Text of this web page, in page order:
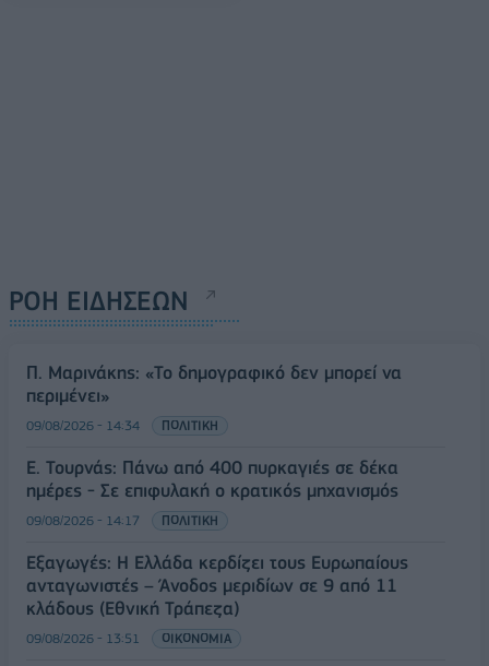
ΡΟΗ ΕΙΔΗΣΕΩΝ
Π. Μαρινάκης: «Το δημογραφικό δεν μπορεί να
περιμένει»
09/08/2026 - 14:34 ΠΟΛΙΤΙΚΗ
Ε. Τουρνάς: Πάνω από 400 πυρκαγιές σε δέκα
ημέρες - Σε επιφυλακή ο κρατικός μηχανισμός
09/08/2026 - 14:17 ΠΟΛΙΤΙΚΗ
Εξαγωγές: Η Ελλάδα κερδίζει τους Ευρωπαίους
ανταγωνιστές – Άνοδος μεριδίων σε 9 από 11
κλάδους (Εθνική Τράπεζα)
09/08/2026 - 13:51 ΟΙΚΟΝΟΜΙΑ